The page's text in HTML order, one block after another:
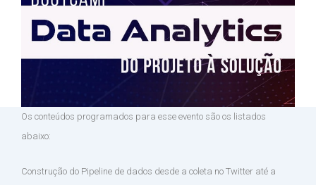
Os conteúdos programados para esse evento são os listados
abaixo:
Construção do Pipeline de dados desde a coleta no Twitter até a